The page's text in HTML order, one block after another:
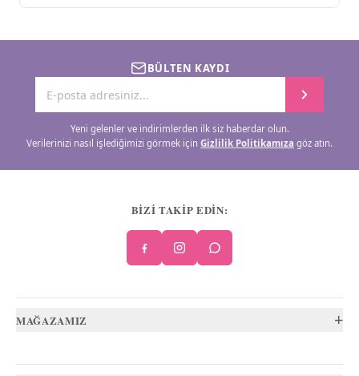
BÜLTEN KAYDI
Yeni gelenler ve indirimlerden ilk siz haberdar olun.
Verilerinizi nasıl işlediğimizi görmek için Gizlilik Politikamıza göz atın.
BİZİ TAKİP EDİN:
MAĞAZAMIZ +